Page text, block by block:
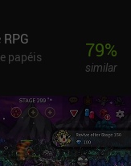
diversão.
de 0,99 centavos
para progredir
e às
Dungeon 2. Às
para quem
papéis
79%
similar